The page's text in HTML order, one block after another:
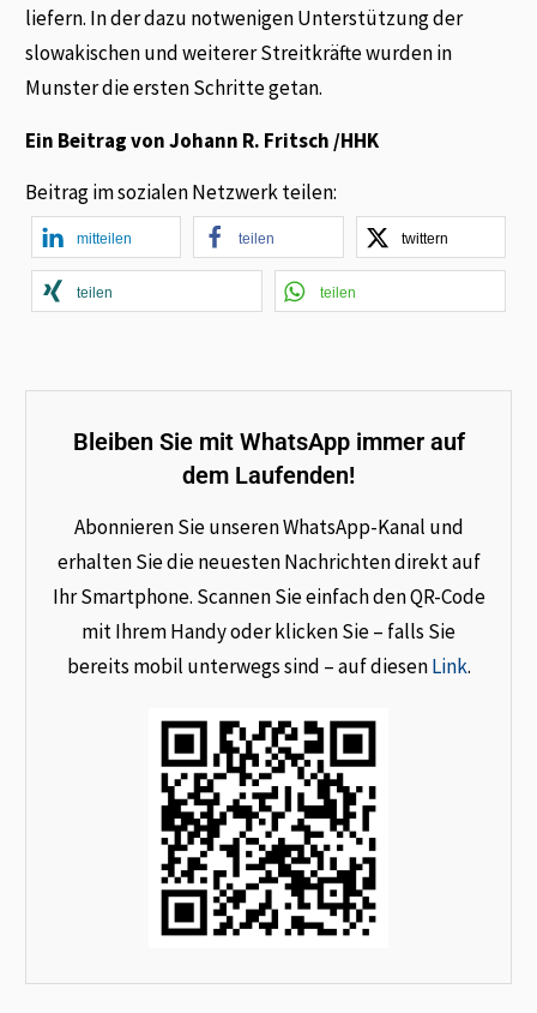
liefern. In der dazu notwenigen Unterstützung der
slowakischen und weiterer Streitkräfte wurden in
Munster die ersten Schritte getan.
Ein Beitrag von Johann R. Fritsch /HHK
Beitrag im sozialen Netzwerk teilen:
mitteilen teilen twittern
teilen teilen
Bleiben Sie mit WhatsApp immer auf
dem Laufenden!
Abonnieren Sie unseren WhatsApp-Kanal und
erhalten Sie die neuesten Nachrichten direkt auf
Ihr Smartphone. Scannen Sie einfach den QR-Code
mit Ihrem Handy oder klicken Sie – falls Sie
bereits mobil unterwegs sind – auf diesenLink.